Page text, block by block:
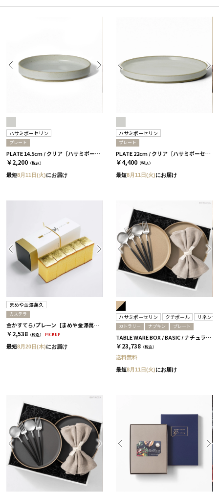
ハサミポーセリン
プレート
PLATE 14.5cm / クリア［ハサミポーセリン］
￥2,200 （税込）
最短8月11日(火)にお届け
ハサミポーセリン
プレート
PLATE 22cm / クリア［ハサミポーセリン］
￥4,400 （税込）
最短8月11日(火)にお届け
まめや金澤萬久
カステラ
金かすてら/プレーン［まめや金澤萬久］
￥2,538 （税込） PICKUP
最短8月20日(木)にお届け
ハサミポーセリン クチポール リネンテ
カトラリー ナプキン プレート
TABLE WARE BOX / BASIC / ナチュラル＆ブラックシルバー
￥23,738 （税込）
送料無料
最短8月11日(火)にお届け